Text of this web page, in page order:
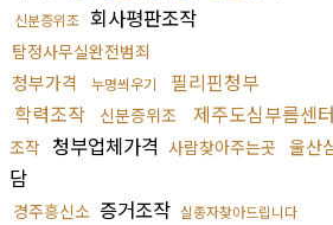
신분증위조 회사평판조작
탐정사무실완전범죄
청부가격 누명씌우기
필리핀청부
학력조작
신분증위조 제주도심부름센터
조작 청부업체가격 사람찾아주는곳 울산
담
경주흥신소 증거조작 실종자찾아드립니다